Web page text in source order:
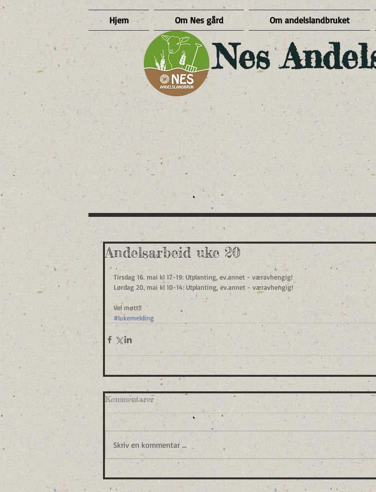
Hjem Om Nes gård Om andelslandbruket
Nes
Andelsarbeid uke 20
Tirsdag 16. mai kl 17-19: Utplanting, ev.annet - væravhengig!
Lørdag 20. mai kl 10-14: Utplanting, ev.annet - væravhengig!
Vel møtt!!
#lukemelding
Kommentarer
Skriv en kommentar …